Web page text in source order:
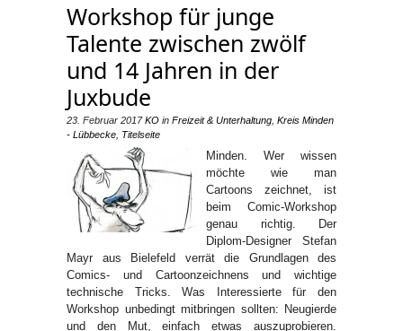
Workshop für junge
Talente zwischen zwölf
und 14 Jahren in der
Juxbude
23. Februar 2017 KO in Freizeit & Unterhaltung Kreis Minden
- Lübbecke Titelseite
Minden. Wer wissen
möchte wie man
Cartoons zeichnet, ist
beim Comic-Workshop
genau richtig. Der
Diplom-Designer Stefan
Mayr aus Bielefeld verrät die Grundlagen des
Comics- und Cartoonzeichnens und wichtige
technische Tricks. Was Interessierte für den
Workshop unbedingt mitbringen sollten: Neugierde
und den Mut, einfach etwas auszuprobieren.